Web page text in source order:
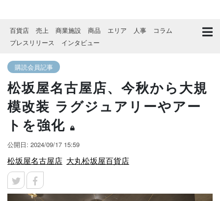
百貨店 売上 商業施設 商品 エリア 人事
コラム
プレスリリース
インタビュー
購読会員記事
松坂屋名古屋店、今秋から大規
模改装 ラグジュアリーやアー
トを強化
公開日: 2024/09/17 15:59
松坂屋名古屋店 大丸松坂屋百貨店